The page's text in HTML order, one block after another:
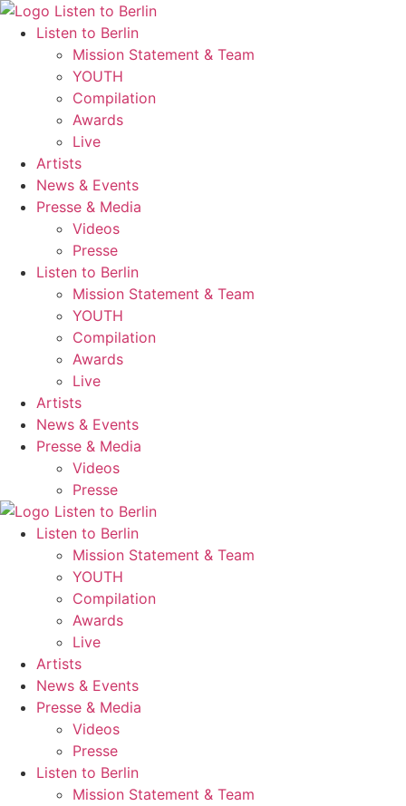
Zum
Inhalt
wechseln
Listen to Berlin
Mission Statement & Team
YOUTH
Compilation
Awards
Live
Artists
News & Events
Presse & Media
Videos
Presse
Listen to Berlin
Mission Statement & Team
YOUTH
Compilation
Awards
Live
Artists
News & Events
Presse & Media
Videos
Presse
Listen to Berlin
Mission Statement & Team
YOUTH
Compilation
Awards
Live
Artists
News & Events
Presse & Media
Videos
Presse
Listen to Berlin
Mission Statement & Team